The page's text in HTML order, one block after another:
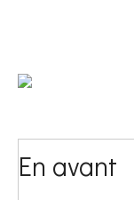
En avant